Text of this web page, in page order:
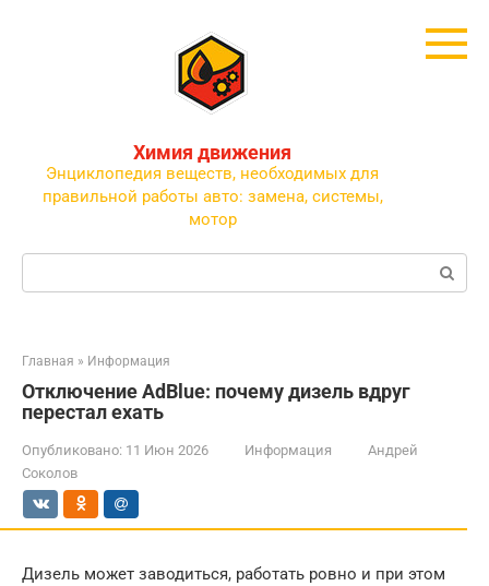
Химия движения
Энциклопедия веществ, необходимых для
правильной работы авто: замена, системы,
мотор
Поиск:
Главная » Информация
Отключение AdBlue: почему дизель вдруг
перестал ехать
Опубликовано: 11 Июн 2026 Информация
Андрей
Соколов
Дизель может заводиться, работать ровно и при этом